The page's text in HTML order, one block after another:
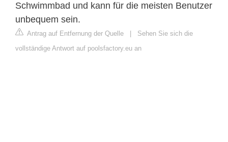
Schwimmbad und kann für die meisten Benutzer
unbequem sein.
Antrag auf Entfernung der Quelle
Sehen Sie sich die
vollständige Antwort auf poolsfactory.eu an